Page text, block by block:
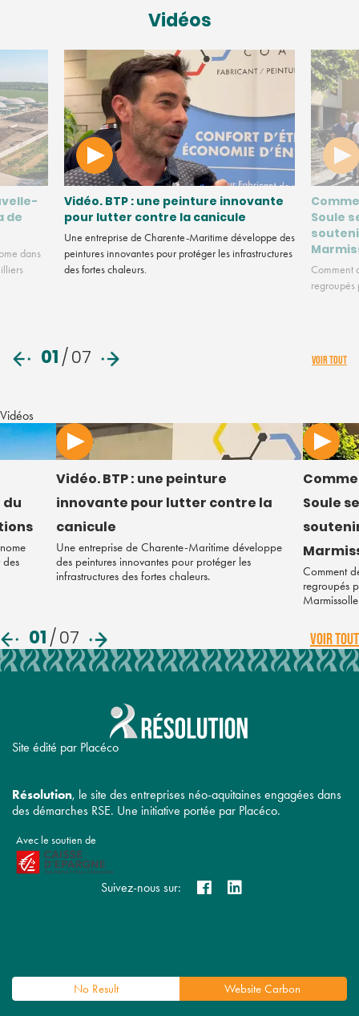
Vidéos
de
dans
Vidéo. BTP : une peinture innovante
pour lutter contre la canicule
Une entreprise de Charente-Maritime développe des
peintures innovantes pour protéger les infrastructures
des fortes chaleurs.
Soule
Comment
regroupés
01/07 VOIR TOUT
Vidéos
des
Vidéo. BTP : une peinture
innovante pour lutter contre la
canicule
Une entreprise de Charente-Maritime développe
des peintures innovantes pour protéger les
infrastructures des fortes chaleurs.
Soule
Comment
regroupés
Marmissolle
01/07 VOIR TOUT
Site édité par Placéco
Résolution, le site des entreprises néo-aquitaines engagées dans
des démarches RSE. Une initiative portée par Placéco.
Avec le soutien de
Suivez-nous sur:
No Result Website Carbon